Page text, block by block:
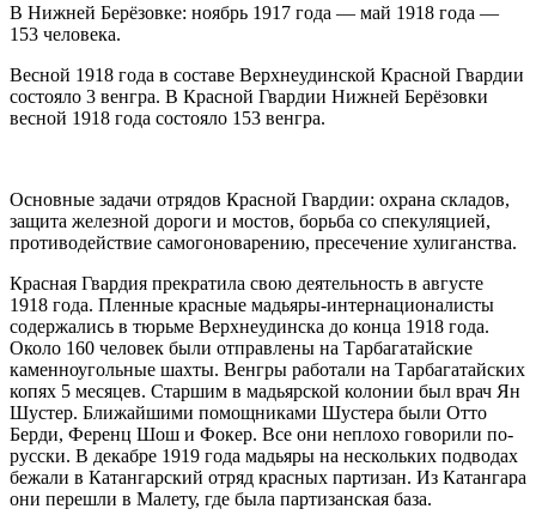
В Нижней Берёзовке: ноябрь 1917 года — май 1918 года —
153 человека.
Весной 1918 года в составе Верхнеудинской Красной Гвардии
состояло 3 венгра. В Красной Гвардии Нижней Берёзовки
весной 1918 года состояло 153 венгра.
Основные задачи отрядов Красной Гвардии: охрана складов,
защита железной дороги и мостов, борьба со спекуляцией,
противодействие самогоноварению, пресечение хулиганства.
Красная Гвардия прекратила свою деятельность в августе
1918 года. Пленные красные мадьяры-интернационалисты
содержались в тюрьме Верхнеудинска до конца 1918 года.
Около 160 человек были отправлены на Тарбагатайские
каменноугольные шахты. Венгры работали на Тарбагатайских
копях 5 месяцев. Старшим в мадьярской колонии был врач Ян
Шустер. Ближайшими помощниками Шустера были Отто
Берди, Ференц Шош и Фокер. Все они неплохо говорили по-
русски. В декабре 1919 года мадьяры на нескольких подводах
бежали в Катангарский отряд красных партизан. Из Катангара
они перешли в Малету, где была партизанская база.